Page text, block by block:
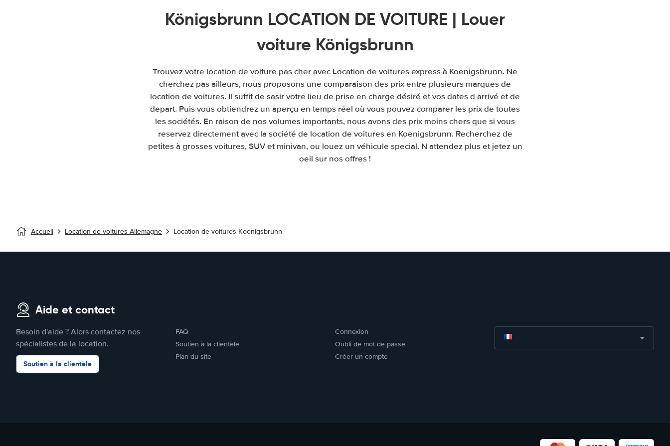
Königsbrunn LOCATION DE VOITURE | Louer
voiture Königsbrunn
Trouvez votre location de voiture pas cher avec Location de voitures express à Koenigsbrunn. Ne
cherchez pas ailleurs, nous proposons une comparaison des prix entre plusieurs marques de
location de voitures. Il suffit de sasir votre lieu de prise en charge désiré et vos dates d arrivé et de
depart. Puis vous obtiendrez un aperçu en temps réel où vous pouvez comparer les prix de toutes
les sociétés. En raison de nos volumes importants, nous avons des prix moins chers que si vous
reservez directement avec la société de location de voitures en Koenigsbrunn. Recherchez de
petites à grosses voitures, SUV et minivan, ou louez un véhicule special. N attendez plus et jetez un
oeil sur nos offres !
Accueil Location de voitures Allemagne Location de voitures Koenigsbrunn
Aide et contact
Besoin d'aide ? Alors contactez nos
spécialistes de la location.
Soutien à la clientèle
FAQ
Soutien à la clientèle
Plan du site
Connexion
Oubli de mot de passe
Créer un compte